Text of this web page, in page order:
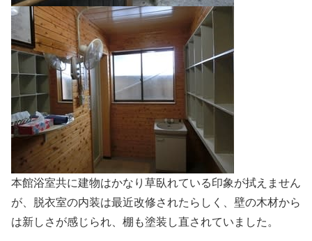
本館浴室共に建物はかなり草臥れている印象が拭えません
が、脱衣室の内装は最近改修されたらしく、壁の木材から
は新しさが感じられ、棚も塗装し直されていました。